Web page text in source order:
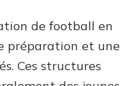
de football en
préparation et une
Ces structures